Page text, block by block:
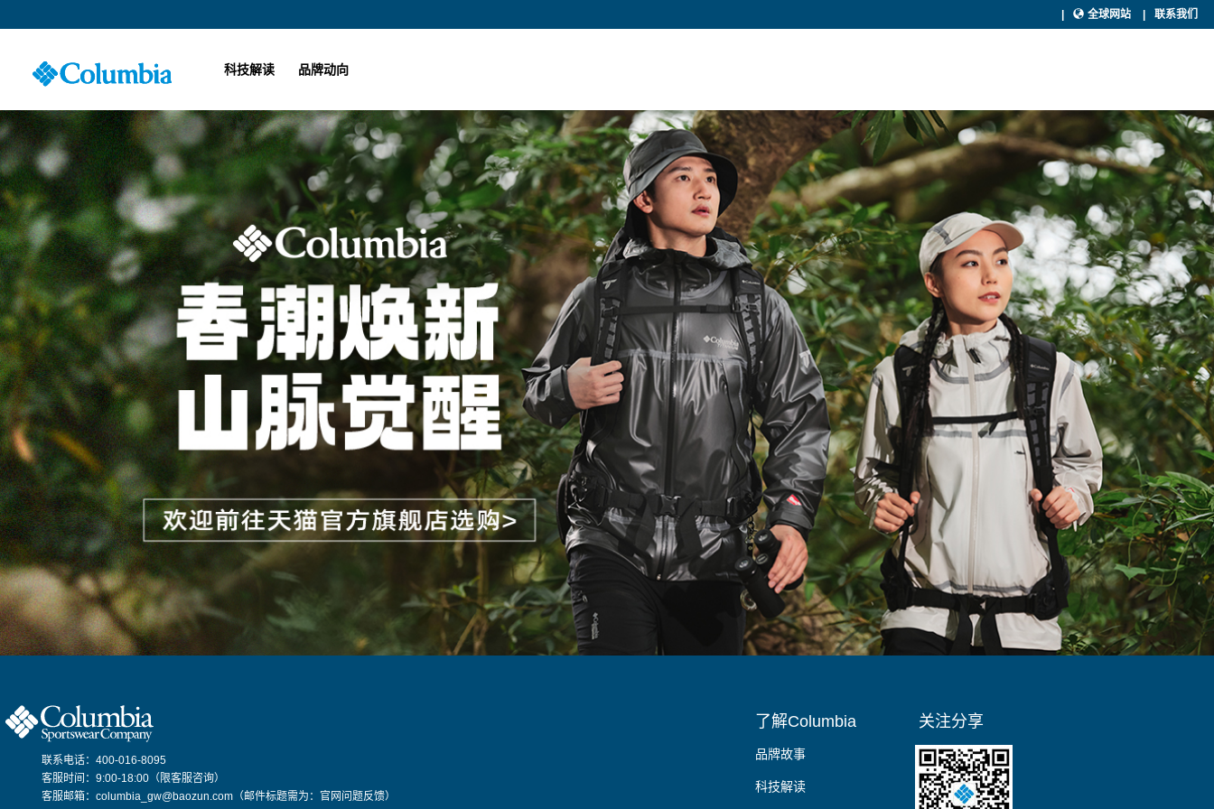
全球网站 联系我们
科技解读 品牌动向
联系电话：400-016-8095
客服时间：9:00-18:00（限客服咨询）
客服邮箱：columbia_gw@baozun.com（邮件标题需为：官网问题反馈）
了解Columbia
品牌故事
科技解读
关注分享